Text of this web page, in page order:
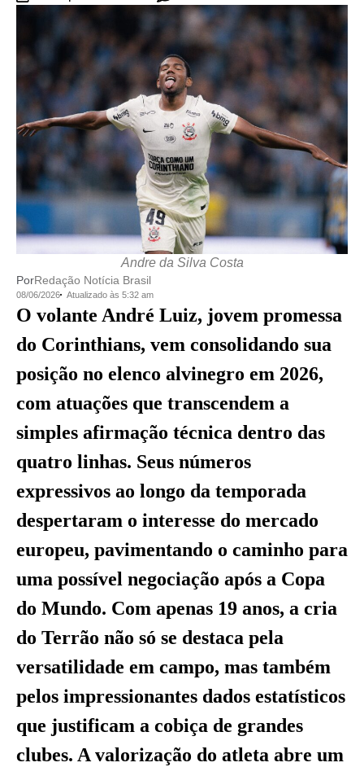
Andre da Silva Costa
PorRedação Notícia Brasil
08/06/2026 Atualizado às 5:32 am
O volante André Luiz, jovem promessa
do Corinthians, vem consolidando sua
posição no elenco alvinegro em 2026,
com atuações que transcendem a
simples afirmação técnica dentro das
quatro linhas. Seus números
expressivos ao longo da temporada
despertaram o interesse do mercado
europeu, pavimentando o caminho para
uma possível negociação após a Copa
do Mundo. Com apenas 19 anos, a cria
do Terrão não só se destaca pela
versatilidade em campo, mas também
pelos impressionantes dados estatísticos
que justificam a cobiça de grandes
clubes. A valorização do atleta abre um